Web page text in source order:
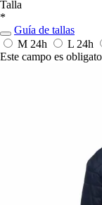
Talla
*
Guía de tallas
M 24h L 24h
Este campo es